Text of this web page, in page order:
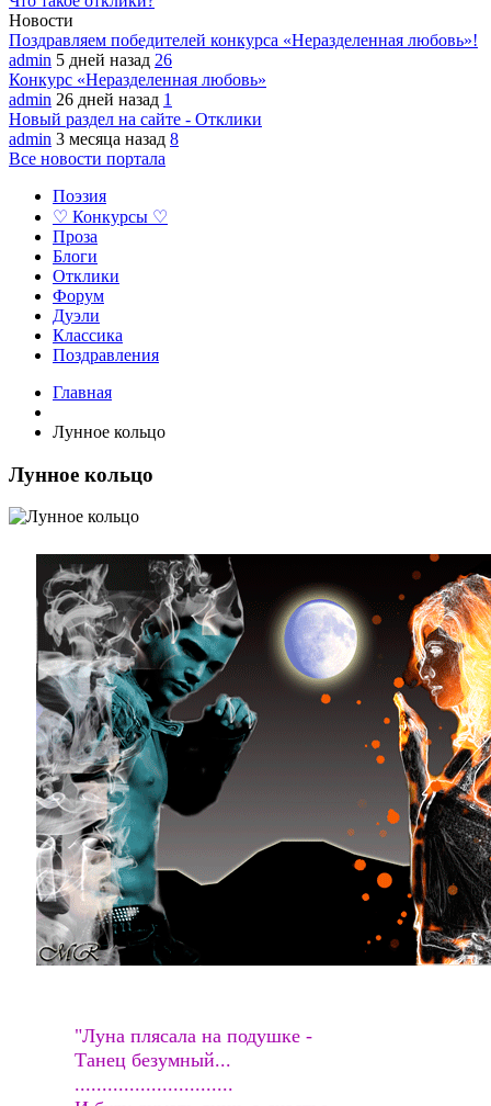
Новости
Поздравляем победителей конкурса «Неразделенная любовь»!
admin 5 дней назад 26
Конкурс «Неразделенная любовь»
admin 26 дней назад 1
Новый раздел на сайте - Отклики
admin 3 месяца назад 8
Все новости портала
Поэзия
♡ Конкурсы ♡
Проза
Блоги
Отклики
Форум
Дуэли
Классика
Поздравления
Главная
Лунное кольцо
Лунное кольцо
"Луна плясала на подушке -
Танец безумный...
.............................